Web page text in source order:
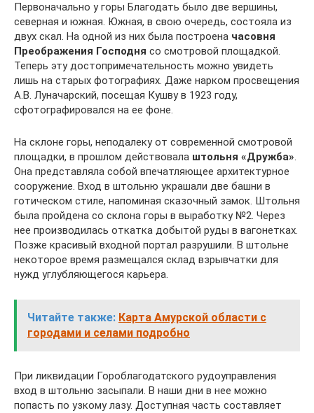
Первоначально у горы Благодать было две вершины,
северная и южная. Южная, в свою очередь, состояла из
двух скал. На одной из них была построена часовня
Преображения Господня со смотровой площадкой.
Теперь эту достопримечательность можно увидеть
лишь на старых фотографиях. Даже нарком просвещения
А.В. Луначарский, посещая Кушву в 1923 году,
сфотографировался на ее фоне.
На склоне горы, неподалеку от современной смотровой
площадки, в прошлом действовала штольня «Дружба».
Она представляла собой впечатляющее архитектурное
сооружение. Вход в штольню украшали две башни в
готическом стиле, напоминая сказочный замок. Штольня
была пройдена со склона горы в выработку №2. Через
нее производилась откатка добытой руды в вагонетках.
Позже красивый входной портал разрушили. В штольне
некоторое время размещался склад взрывчатки для
нужд углубляющегося карьера.
Читайте также: Карта Амурской области с
городами и селами подробно
При ликвидации Гороблагодатского рудоуправления
вход в штольню засыпали. В наши дни в нее можно
попасть по узкому лазу. Доступная часть составляет